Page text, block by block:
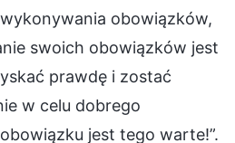
obowiązków,
swoich obowiązków jest
prawdę i zostać
w celu dobrego
jest tego warte!”.